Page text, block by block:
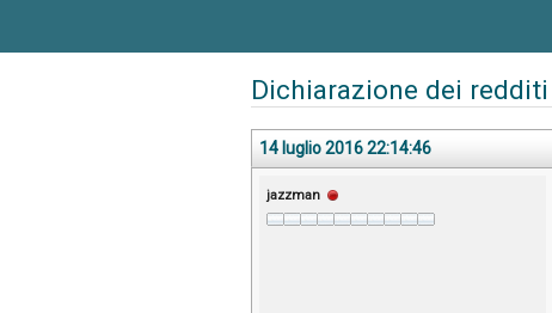
Dichiarazione dei redditi
14 luglio 2016 22:14:46
jazzman